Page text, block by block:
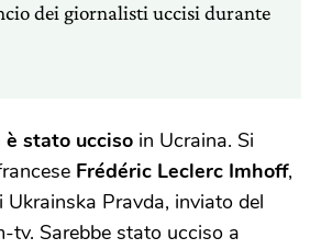
dei giornalisti uccisi durante
stato ucciso in Ucraina. Si
Frédéric Leclerc Imhoff,
Pravda, inviato del
tv. Sarebbe stato ucciso a